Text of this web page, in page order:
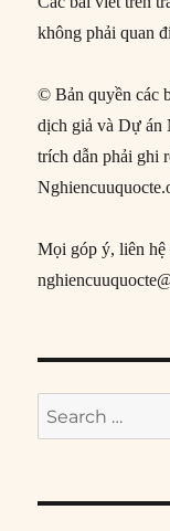
không phải quan
© Bản quyền các
dịch giả và Dự án
trích dẫn phải ghi
Mọi góp ý, liên
Search
for: